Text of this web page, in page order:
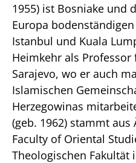
1955) ist Bosniake und
Europa
Istanbul und Kuala
Heimkehr als
Sarajevo, wo er auch
Islamischen
Herzegowinas
(geb. 1962) stammt
Faculty of Oriental
Theologischen